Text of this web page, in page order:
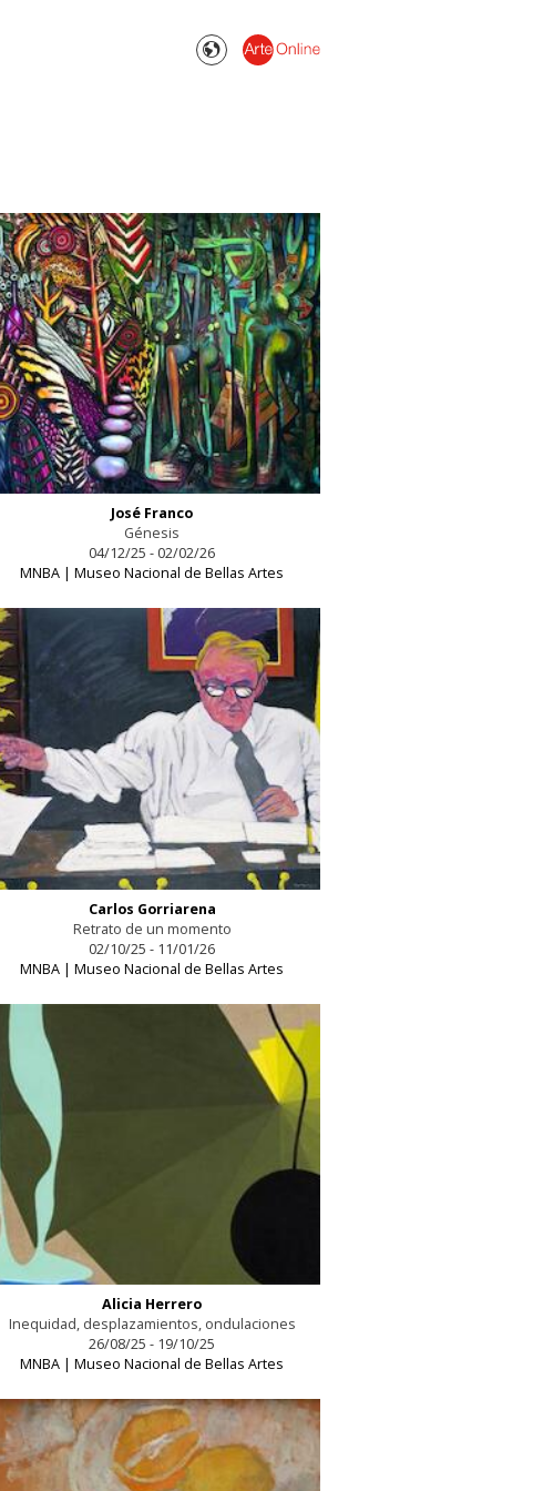
José Franco
Génesis
04/12/25 - 02/02/26
MNBA | Museo Nacional de Bellas Artes
Carlos Gorriarena
Retrato de un momento
02/10/25 - 11/01/26
MNBA | Museo Nacional de Bellas Artes
Alicia Herrero
Inequidad, desplazamientos, ondulaciones
26/08/25 - 19/10/25
MNBA | Museo Nacional de Bellas Artes